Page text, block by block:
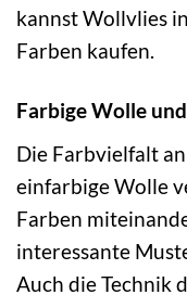
kannst Wollvlies
Farben kaufen.
Farbige Wolle
Die Farbvielfalt
einfarbige Wolle
Farben
interessante
Auch die Technik